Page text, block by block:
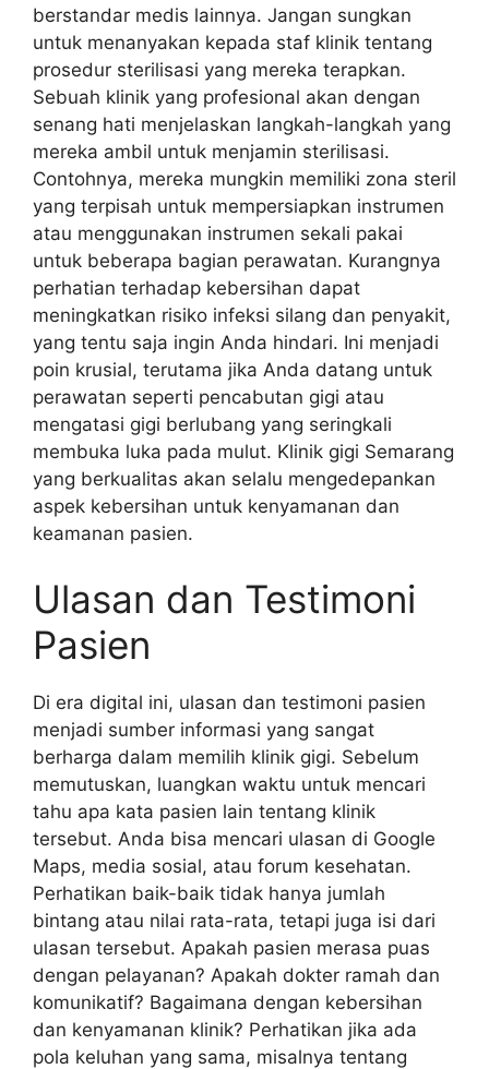
berstandar medis lainnya. Jangan sungkan
untuk menanyakan kepada staf klinik tentang
prosedur sterilisasi yang mereka terapkan.
Sebuah klinik yang profesional akan dengan
senang hati menjelaskan langkah-langkah yang
mereka ambil untuk menjamin sterilisasi.
Contohnya, mereka mungkin memiliki zona steril
yang terpisah untuk mempersiapkan instrumen
atau menggunakan instrumen sekali pakai
untuk beberapa bagian perawatan. Kurangnya
perhatian terhadap kebersihan dapat
meningkatkan risiko infeksi silang dan penyakit,
yang tentu saja ingin Anda hindari. Ini menjadi
poin krusial, terutama jika Anda datang untuk
perawatan seperti pencabutan gigi atau
mengatasi gigi berlubang yang seringkali
membuka luka pada mulut. Klinik gigi Semarang
yang berkualitas akan selalu mengedepankan
aspek kebersihan untuk kenyamanan dan
keamanan pasien.
Ulasan dan Testimoni
Pasien
Di era digital ini, ulasan dan testimoni pasien
menjadi sumber informasi yang sangat
berharga dalam memilih klinik gigi. Sebelum
memutuskan, luangkan waktu untuk mencari
tahu apa kata pasien lain tentang klinik
tersebut. Anda bisa mencari ulasan di Google
Maps, media sosial, atau forum kesehatan.
Perhatikan baik-baik tidak hanya jumlah
bintang atau nilai rata-rata, tetapi juga isi dari
ulasan tersebut. Apakah pasien merasa puas
dengan pelayanan? Apakah dokter ramah dan
komunikatif? Bagaimana dengan kebersihan
dan kenyamanan klinik? Perhatikan jika ada
pola keluhan yang sama, misalnya tentang